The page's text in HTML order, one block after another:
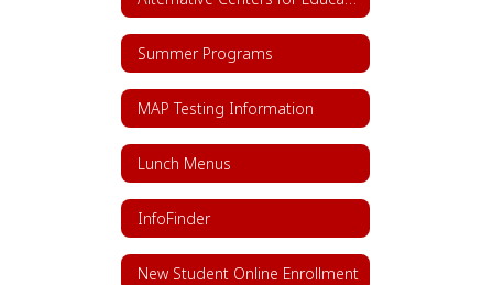
Summer Programs
MAP Testing Information
Lunch Menus
InfoFinder
New Student Online Enrollment